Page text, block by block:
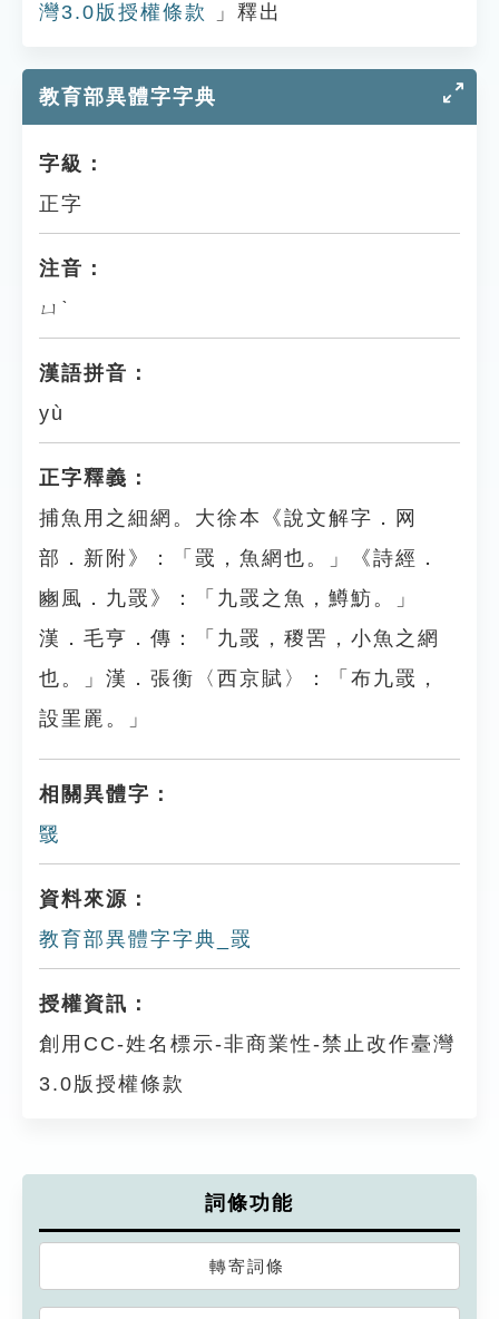
灣3.0版授權條款
」釋出
教育部異體字字典
字級：
正字
注音：
ㄩˋ
漢語拼音：
yù
正字釋義：
捕魚用之細網。大徐本《說文解字．网
部．新附》：「罭，魚網也。」《詩經．
豳風．九罭》：「九罭之魚，鱒魴。」
漢．毛亨．傳：「九罭，稯罟，小魚之網
也。」漢．張衡〈西京賦〉：「布九罭，
設罣䍡。」
相關異體字：
䍞
資料來源：
教育部異體字字典_罭
授權資訊：
創用CC-姓名標示-非商業性-禁止改作臺灣
3.0版授權條款
詞條功能
轉寄詞條